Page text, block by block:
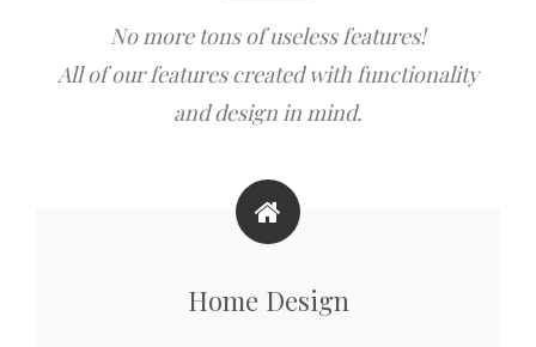
No more tons of useless features!
All of our features created with functionality
and design in mind.
Home Design